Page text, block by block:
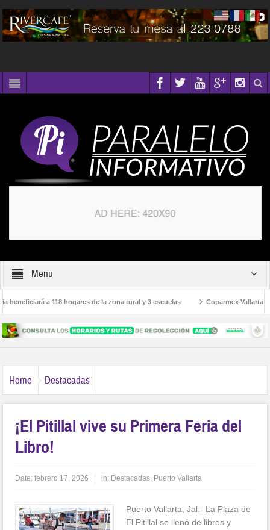
Menu
a 118 hogares de la zona rural y 3 escuelas Coparmex Vallarta
34 grados en Bahía de Banderas Presenta Procuraduría Social el
Home Destacadas
¡El Pitillal vive su Primera Feria del
Libro!
Date:febrero 17, 2026 in: Destacadas, Puerto Vallarta
Puerto Vallarta, Jal.- La Plaza de
El Pitillal se llenó de libros y